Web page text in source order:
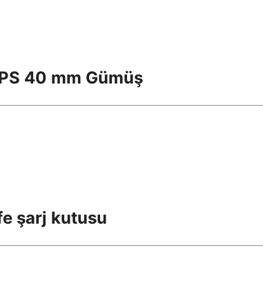
40 mm Gümüş
şarj kutusu